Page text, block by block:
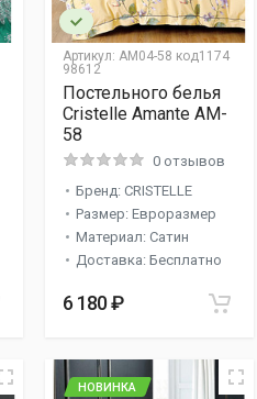
Артикул: AM04-58 код1174
98612
Постельного белья
Cristelle Amante AM-
58
0 отзывов
Бренд: CRISTELLE
Размер: Евроразмер
Материал: Сатин
Доставка: Бесплатно
6 180 ₽
НОВИНКА